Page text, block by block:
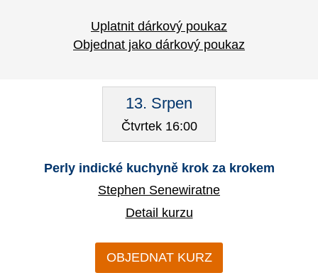
Uplatnit dárkový poukaz
Objednat jako dárkový poukaz
13. Srpen
Čtvrtek 16:00
Perly indické kuchyně krok za krokem
Stephen Senewiratne
Detail kurzu
OBJEDNAT KURZ